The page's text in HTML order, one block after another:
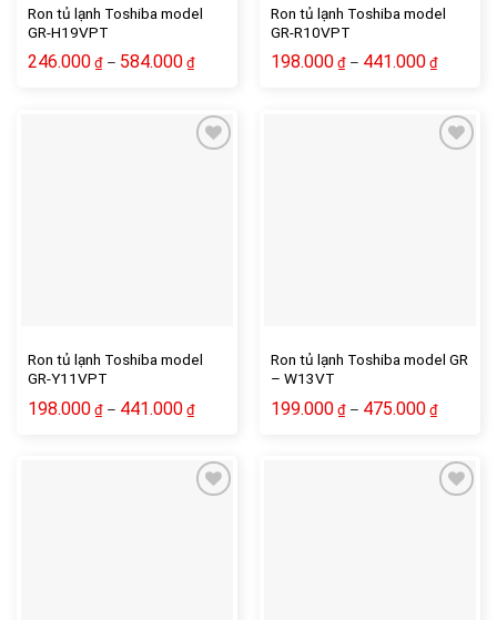
Ron tủ lạnh Toshiba model
GR-H19VPT
246.000 ₫– 584.000 ₫
Ron tủ lạnh Toshiba model
GR-R10VPT
198.000 ₫– 441.000 ₫
Ron tủ lạnh Toshiba model
GR-Y11VPT
198.000 ₫– 441.000 ₫
Ron tủ lạnh Toshiba model GR
– W13VT
199.000 ₫– 475.000 ₫